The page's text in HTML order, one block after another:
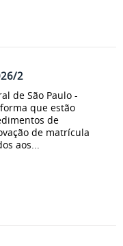
2
de São Paulo -
que estão
de
de matrícula
aos...